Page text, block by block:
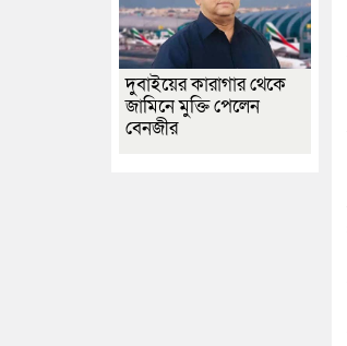
দুবাইয়ের কারাগার থেকে
জামিনে মুক্তি পেলেন
বেনজীর